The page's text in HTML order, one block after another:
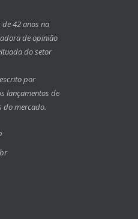
de 42 anos na
de opinião
do setor
por
lançamentos de
do mercado.